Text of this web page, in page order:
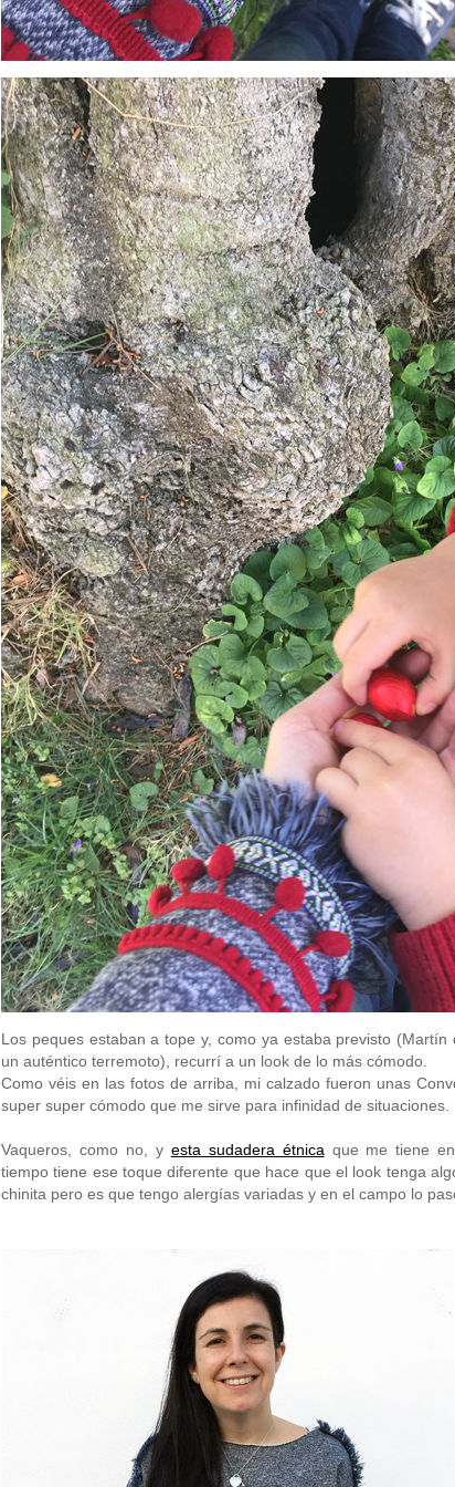
Los peques estaban a tope y, como ya estaba previsto
un auténtico terremoto), recurrí a un look de lo más cómodo.
Como véis en las fotos de arriba, mi calzado fueron unas
super super cómodo que me sirve para infinidad de situaciones.
Vaqueros, como no, y esta sudadera étnica que me tiene
tiempo tiene ese toque diferente que hace que el look tenga
chinita pero es que tengo alergías variadas y en el campo lo